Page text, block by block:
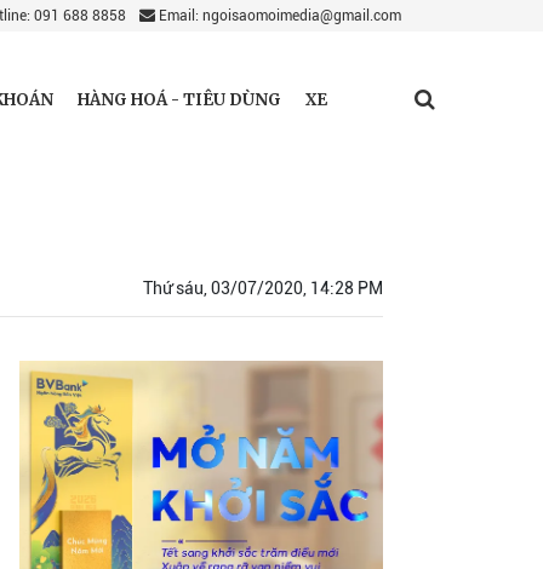
091 688 8858 Email: ngoisaomoimedia@gmail.com
HÀNG HOÁ - TIÊU DÙNG XE
Thứ sáu, 03/07/2020, 14:28 PM